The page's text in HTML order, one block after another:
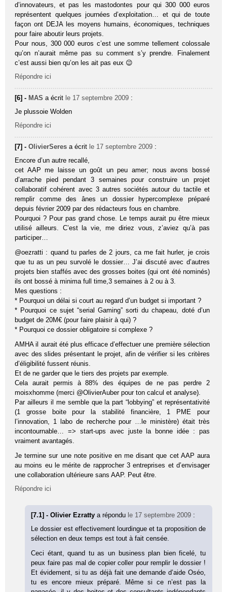
d’innovateurs, et pas les mastodontes pour qui 300 000 euros
représentent quelques journées d’exploitation… et qui de toute
façon ont DEJA les moyens humains, économiques, techniques
pour faire aboutir leurs projets.
Pour nous, 300 000 euros c’est une somme tellement colossale
qu’on n’aurait même pas su comment s’y prendre. Finalement
c’est aussi bien qu’on les ait pas eux 😉
Répondre ici
[6] - MAS a écrit le 17 septembre 2009 :
Je plussoie Wolden
Répondre ici
[7] -OlivierSeres a écrit le 17 septembre 2009 :
Encore d’un autre recallé,
cet AAP me laisse un goût un peu amer; nous avons bossé
d’arrache pied pendant 3 semaines pour construire un projet
collaboratif cohérent avec 3 autres sociétés autour du tactile et
remplir comme des ânes un dossier hypercomplexe préparé
depuis février 2009 par des rédacteurs fous en chambre.
Pourquoi ? Pour pas grand chose. Le temps aurait pu être mieux
utilisé ailleurs. C’est la vie, me diriez vous, z’aviez qu’à pas
participer…
@oezratti : quand tu parles de 2 jours, ca me fait hurler, je crois
que tu as un peu survolé le dossier… J’ai discuté avec d’autres
projets bien staffés avec des grosses boites (qui ont été nominés)
ils ont bossé à minima full time,3 semaines à 2 ou à 3.
Mes questions :
* Pourquoi un délai si court au regard d’un budget si important ?
* Pourquoi ce sujet “serial Gaming” sorti du chapeau, doté d’un
budget de 20M€ (pour faire plaisir à qui) ?
* Pourquoi ce dossier obligatoire si complexe ?
AMHA il aurait été plus efficace d’effectuer une première sélection
avec des slides présentant le projet, afin de vérifier si les critères
d’éligibilité fussent réunis.
Et de ne garder que le tiers des projets par exemple.
Cela aurait permis à 88% des équipes de ne pas perdre 2
moisxhomme (merci @OlivierAuber pour ton calcul et analyse).
Par ailleurs il me semble que la part “lobbying” et représentativité
(1 grosse boite pour la stabilité financière, 1 PME pour
l’innovation, 1 labo de recherche pour …le ministère) était très
incontournable… => start-ups avec juste la bonne idée : pas
vraiment avantagés.
Je termine sur une note positive en me disant que cet AAP aura
au moins eu le mérite de rapprocher 3 entreprises et d’envisager
une collaboration ultérieure sans AAP. Peut être.
Répondre ici
[7.1] - Olivier Ezrattya répondu le 17 septembre 2009 :
Le dossier est effectivement lourdingue et ta proposition de
sélection en deux temps est tout à fait censée.
Ceci étant, quand tu as un business plan bien ficelé, tu
peux faire pas mal de copier coller pour remplir le dossier !
Et évidement, si tu as déjà fait une demande d’aide Oséo,
tu es encore mieux préparé. Même si ce n’est pas la